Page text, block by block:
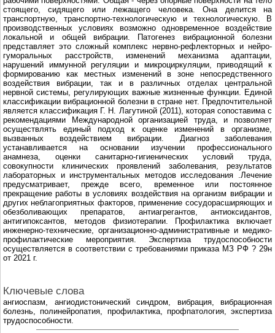
стоящего, сидящего или лежащего человека. Она делится на
транспортную, транспортно-технологическую и технологическую. В
производственных условиях возможно одновременное воздействие
локальной и общей вибрации. Патогенез вибрационной болезни
представляет это сложный комплекс нервно-рефлекторных и нейро-
гуморальных расстройств, изменений механизма адаптации,
нарушений иммунной регуляции и микроциркуляции, приводящий к
формированию как местных изменений в зоне непосредственного
воздействия вибрации, так и в различных отделах центральной
нервной системы, регулирующих важные жизненные функции. Единой
классификации вибрационной болезни в стране нет. Предпочтительной
является классификация Г. Н. Лагутиной (2011), которая сопоставима с
рекомендациями Международной организацией труда, и позволяет
осуществлять единый подход к оценке изменений в организме,
вызванных воздействием вибрации. Диагноз заболевания
устанавливается на основании изучении профессионального
анамнеза, оценки санитарно-гигиенических условий труда,
совокупности клинических проявлений заболевания, результатов
лабораторных и инструментальных методов исследования .Лечение
предусматривает, прежде всего, временное или постоянное
прекращение работы в условиях воздействия на организм вибрации и
других неблагоприятных факторов, применение сосудорасширяющих и
обезболивающих препаратов, антиагрегантов, антиоксидантов,
антигипоксантов, методов физиотерапии. Профилактика включает
инженерно-технические, организационно-административные и медико-
профилактические мероприятия. Экспертиза трудоспособности
осуществляется в соответствии с требованиями приказа МЗ РФ ? 29н
от 2021 г.
Ключевые слова
ангиоспазм, ангиодистонический синдром, вибрация, вибрационная
болезнь, полинейропатия, профилактика, профпатология, экспертиза
трудоспособности.